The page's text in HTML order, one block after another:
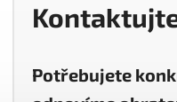
Potřebujete